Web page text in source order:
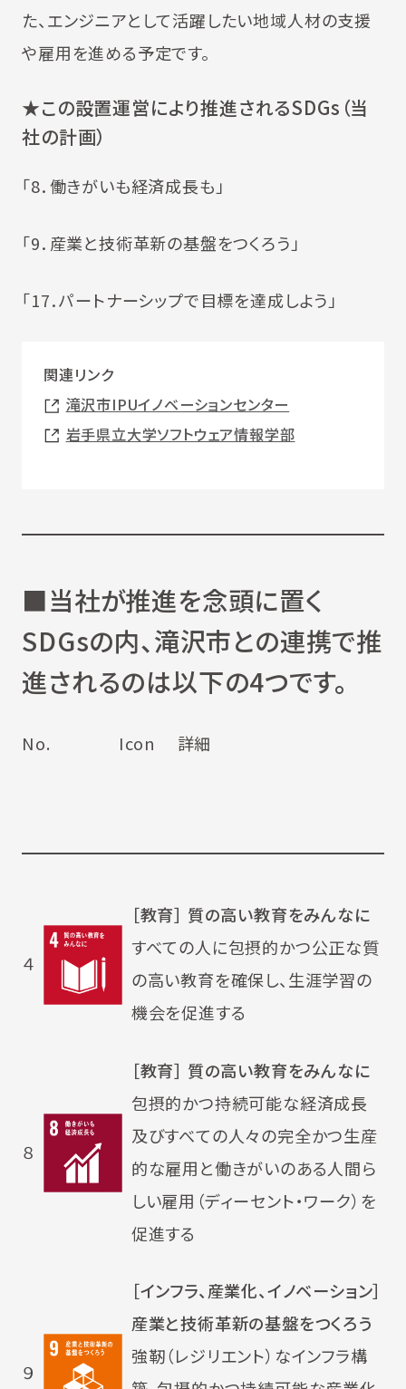
た、エンジニアとして活躍したい地域人材の支援
や雇用を進める予定です。
★この設置運営により推進されるSDGs（当
社の計画）
「8．働きがいも経済成長も」
「9．産業と技術革新の基盤をつくろう」
「17．パートナーシップで目標を達成しよう」
関連リンク
滝沢市IPUイノベーションセンター
岩手県立大学ソフトウェア情報学部
■当社が推進を念頭に置く
SDGsの内、滝沢市との連携で推
進されるのは以下の4つです。
No. Icon 詳細
４
［教育］ 質の高い教育をみんなに
すべての人に包摂的かつ公正な質
の高い教育を確保し、生涯学習の
機会を促進する
８
［教育］ 質の高い教育をみんなに
包摂的かつ持続可能な経済成長
及びすべての人々の完全かつ生産
的な雇用と働きがいのある人間ら
しい雇用（ディーセント・ワーク）を
促進する
９
［インフラ、産業化、イノベーション］
産業と技術革新の基盤をつくろう
強靭（レジリエント）なインフラ構